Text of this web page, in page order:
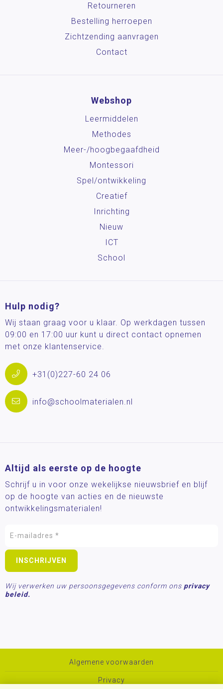
Retourneren
Bestelling herroepen
Zichtzending aanvragen
Contact
Webshop
Leermiddelen
Methodes
Meer-/hoog­begaafdheid
Montessori
Spel/ontwikkeling
Creatief
Inrichting
Nieuw
ICT
School
Hulp nodig?
Wij staan graag voor u klaar. Op werkdagen tussen
09:00 en 17:00 uur kunt u direct contact opnemen
met onze klantenservice.
+31(0)227-60 24 06
info@schoolmaterialen.nl
Altijd als eerste op de hoogte
Schrijf u in voor onze wekelijkse nieuwsbrief en blijf
op de hoogte van acties en de nieuwste
ontwikkelingsmaterialen!
Wij verwerken uw persoonsgegevens conform ons privacy
beleid.
Algemene voorwaarden
Privacy